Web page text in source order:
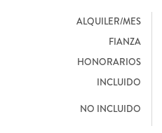
ALQUILER/MES
FIANZA
HONORARIOS
INCLUIDO
NO INCLUIDO